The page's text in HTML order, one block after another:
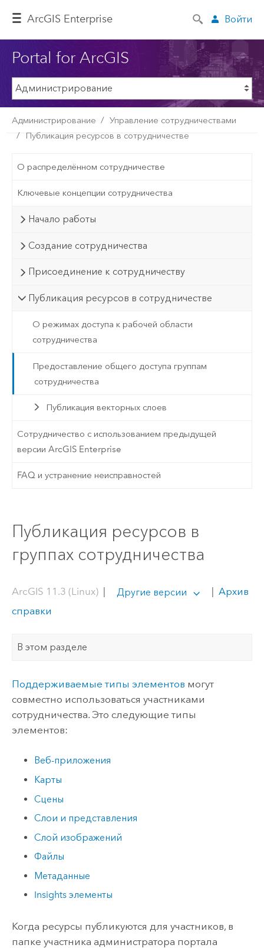
ArcGIS Enterprise Войти
Portal for ArcGIS
Администрирование
Управление сотрудничествами
Публикация ресурсов в сотрудничестве
О распределённом сотрудничестве
Ключевые концепции сотрудничества
Начало работы
Создание сотрудничества
Присоединение к сотрудничеству
Публикация ресурсов в сотрудничестве
О режимах доступа к рабочей области
сотрудничества
Предоставление общего доступа группам
сотрудничества
Публикация векторных слоев
Сотрудничество с использованием предыдущей
версии ArcGIS Enterprise
FAQ и устранение неисправностей
Публикация ресурсов в
группах сотрудничества
ArcGIS 11.3 (Linux)| Другие версии
Архив
справки
В этом разделе
Поддерживаемые типы элементов могут
совместно использоваться участниками
сотрудничества. Это следующие типы
элементов:
Веб-приложения
Карты
Сцены
Слои и представления
Слой изображений
Файлы
Метаданные
Insights элементы
Когда ресурсы публикуются для участников, в
папке участника администратора портала